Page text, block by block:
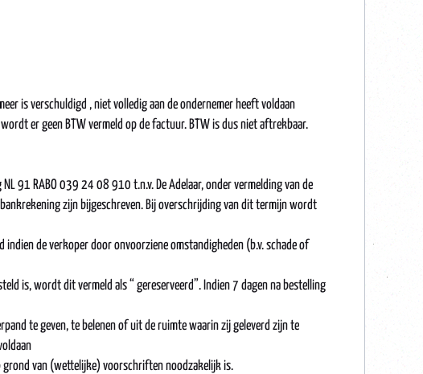
is verschuldigd , niet volledig aan de ondernemer heeft voldaan
er geen BTW vermeld op de factuur. BTW is dus niet aftrekbaar.
91 RABO 039 24 08 910 t.n.v. De Adelaar, onder vermelding van de
zijn bijgeschreven. Bij overschrijding van dit termijn wordt
de verkoper door onvoorziene omstandigheden (b.v. schade of
is, wordt dit vermeld als “ gereserveerd”. Indien 7 dagen na bestelling
te geven, te belenen of uit de ruimte waarin zij geleverd zijn te
van (wettelijke) voorschriften noodzakelijk is.